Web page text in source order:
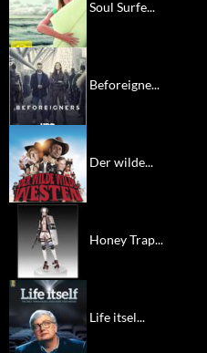
Soul Surfe...
Beforeigne...
Der wilde...
Honey Trap...
Life itsel...